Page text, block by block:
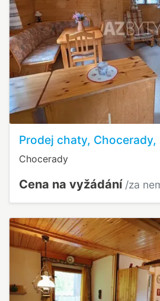
Prodej chaty, Chocerady,
Chocerady
Cena na vyžádání /za